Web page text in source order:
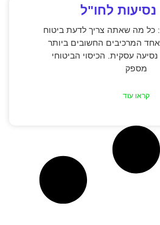
נסיעות לחו"ל
כל מה שאתה צריך לדעת ביטוח
המרכיבים החשובים ביותר
נסיעה עסקית. הכיסוי הביטוחי
מספק
קראו עוד